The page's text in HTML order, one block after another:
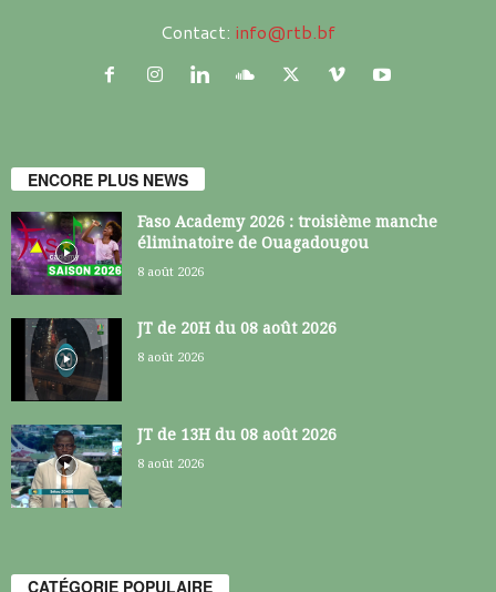
Contact: info@rtb.bf
ENCORE PLUS NEWS
Faso Academy 2026 : troisième manche
éliminatoire de Ouagadougou
8 août 2026
JT de 20H du 08 août 2026
8 août 2026
JT de 13H du 08 août 2026
8 août 2026
CATÉGORIE POPULAIRE